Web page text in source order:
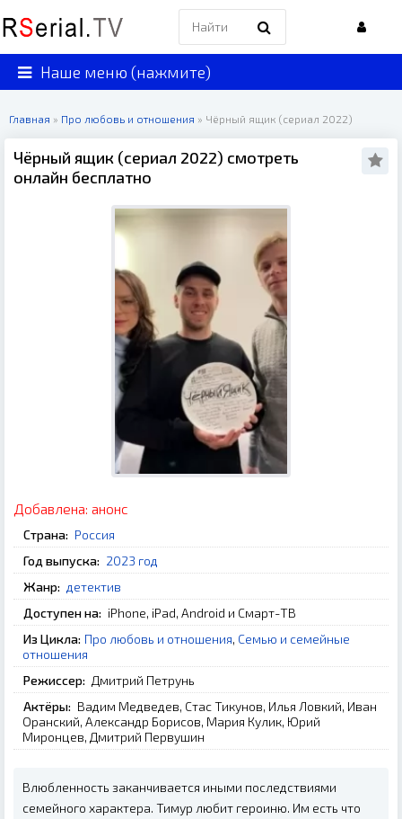
Наше меню (нажмите)
Главная » Про любовь и отношения » Чёрный ящик (сериал 2022)
Чёрный ящик (сериал 2022) смотреть
онлайн бесплатно
Добавлена: анонс
Страна: Россия
Год выпуска: 2023 год
Жанр: детектив
Доступен на: iPhone, iPad, Android и Смарт-ТВ
Из Цикла: Про любовь и отношения, Семью и семейные
отношения
Режиссер: Дмитрий Петрунь
Актёры: Вадим Медведев, Стас Тикунов, Илья Ловкий, Иван
Оранский, Александр Борисов, Мария Кулик, Юрий
Миронцев, Дмитрий Первушин
Влюбленность заканчивается иными последствиями
семейного характера. Тимур любит героиню. Им есть что